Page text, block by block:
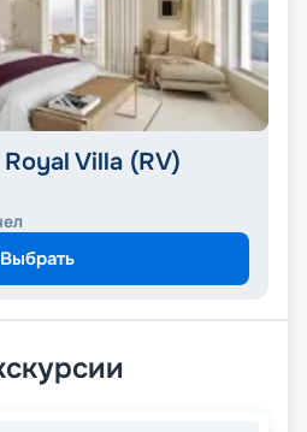
Villa (RV)
Выбрать